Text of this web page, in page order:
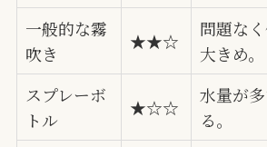
一般的な霧
吹き
★★☆
問題な
大きめ。
スプレーボ
トル
★☆☆
水量が
る。